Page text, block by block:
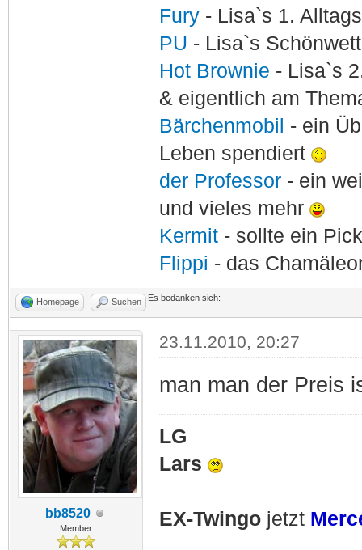
Fury - Lisa`s 1.
PU - Lisa`s
Hot Brownie - Lisa`s
& eigentlich am
Bärchenmobil - ein
Leben spendiert
der Professor - ein
und vieles mehr
Kermit- sollte ein
Flippi - das
Homepage Suchen Es bedanken sich:
bb8520
Member
23.11.2010, 20:27
man man der Preis
LG
Lars
EX-Twingojetzt